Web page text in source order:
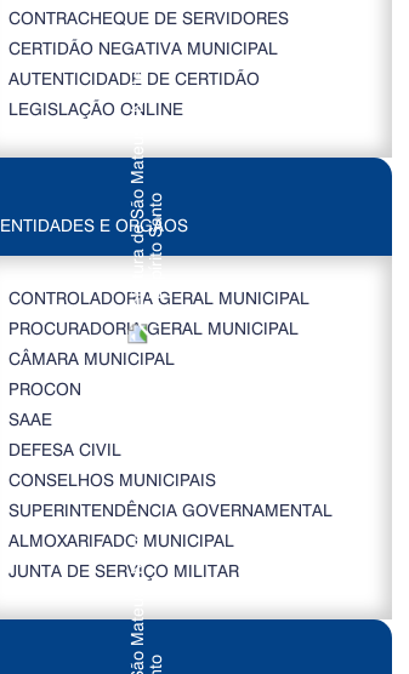
CONTRACHEQUE DE SERVIDORES
CERTIDÃO NEGATIVA MUNICIPAL
AUTENTICIDADE DE CERTIDÃO
LEGISLAÇÃO ONLINE
ENTIDADES E ORGÃOS
CONTROLADORIA GERAL MUNICIPAL
PROCURADORIA GERAL MUNICIPAL
CÂMARA MUNICIPAL
PROCON
SAAE
DEFESA CIVIL
CONSELHOS MUNICIPAIS
SUPERINTENDÊNCIA GOVERNAMENTAL
ALMOXARIFADO MUNICIPAL
JUNTA DE SERVIÇO MILITAR